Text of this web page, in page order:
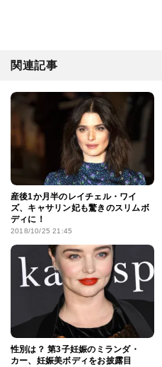
関連記事
産後1か月半のレイチェル・ワイ
ズ、キャサリン妃も驚きのスリムボ
ディに！
2018/10/25 21:45
性別は？ 第3子妊娠のミランダ・
カー、妊娠美ボディをお披露目